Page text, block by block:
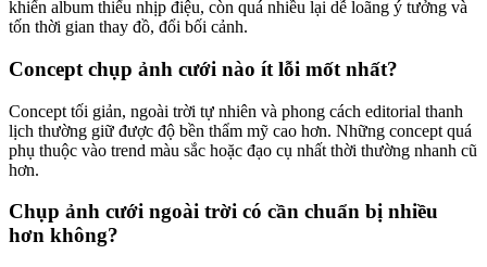
khiến album thiếu nhịp điệu, còn quá nhiều lại dễ loãng ý tưởng và
tốn thời gian thay đồ, đổi bối cảnh.
Concept chụp ảnh cưới nào ít lỗi mốt nhất?
Concept tối giản, ngoài trời tự nhiên và phong cách editorial thanh
lịch thường giữ được độ bền thẩm mỹ cao hơn. Những concept quá
phụ thuộc vào trend màu sắc hoặc đạo cụ nhất thời thường nhanh cũ
hơn.
Chụp ảnh cưới ngoài trời có cần chuẩn bị nhiều
hơn không?